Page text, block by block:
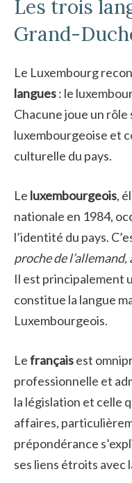
Les trois
Grand-
Le Luxembourg
langues: le
Chacune joue un
luxembourgeoise et
culturelle du pays.
Le luxembourgeois,
nationale en 1984,
l’identité du pays.
proche de
Il est principalement
constitue la langue
Luxembourgeois.
Lefrançaisest
professionnelle et
la législation et celle
affaires,
prépondérance
ses liens étroits avec